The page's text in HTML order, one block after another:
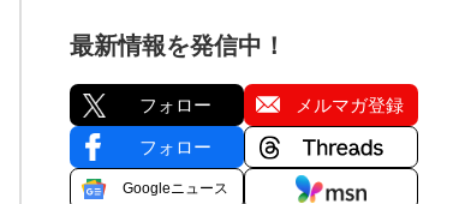
最新情報を発信中！
フォロー メルマガ登録
フォロー
Googleニュース